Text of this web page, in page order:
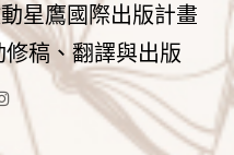
星鷹國際出版計畫
修稿、翻譯與出版
Instagram